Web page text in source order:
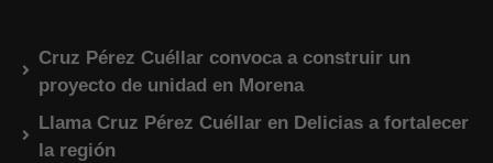
Cruz Pérez Cuéllar convoca a construir un
proyecto de unidad en Morena
Llama Cruz Pérez Cuéllar en Delicias a fortalecer
la región